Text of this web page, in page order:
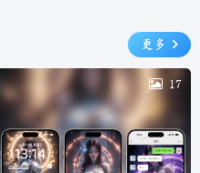
更多
17